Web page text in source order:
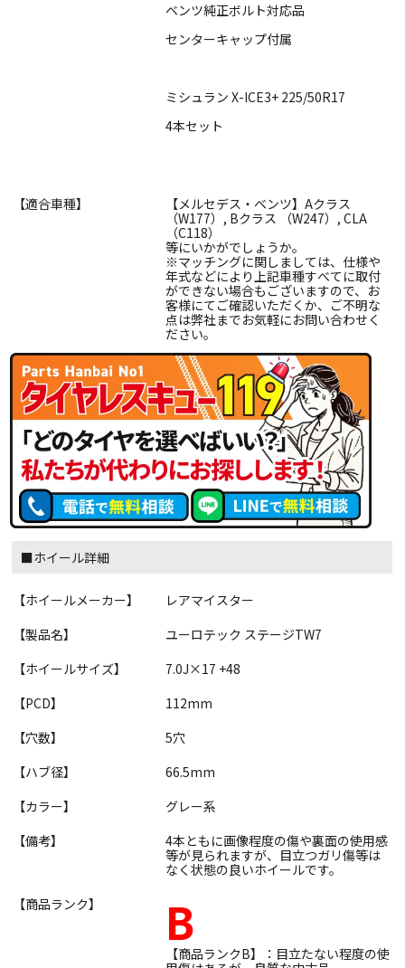
ベンツ純正ボルト対応品
センターキャップ付属
ミシュラン X-ICE3+ 225/50R17
4本セット
【適合車種】
【メルセデス・ベンツ】Aクラス
（W177）, Bクラス （W247）, CLA
（C118）
等にいかがでしょうか。
※マッチングに関しましては、仕様や
年式などにより上記車種すべてに取付
ができない場合もございますので、お
客様にてご確認いただくか、ご不明な
点は弊社までお気軽にお問い合わせく
ださい。
■ホイール詳細
【ホイールメーカー】
レアマイスター
【製品名】
ユーロテック ステージTW7
【ホイールサイズ】
7.0J×17 +48
【PCD】
112mm
【穴数】
5穴
【ハブ径】
66.5mm
【カラー】
グレー系
【備考】
4本ともに画像程度の傷や裏面の使用感
等が見られますが、目立つガリ傷等は
なく状態の良いホイールです。
【商品ランク】
B
【商品ランクB】：目立たない程度の使